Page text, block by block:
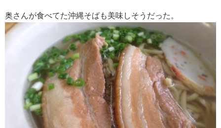
奥さんが食べてた沖縄そばも美味しそうだった。